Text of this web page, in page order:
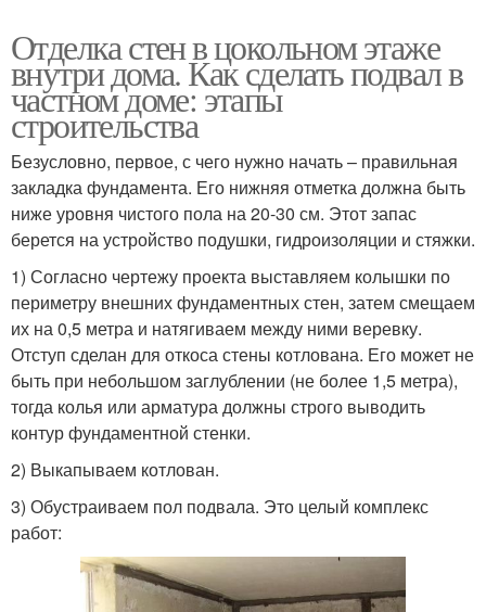
Отделка стен в цокольном этаже
внутри дома. Как сделать подвал в
частном доме: этапы
строительства
Безусловно, первое, с чего нужно начать – правильная
закладка фундамента. Его нижняя отметка должна быть
ниже уровня чистого пола на 20-30 см. Этот запас
берется на устройство подушки, гидроизоляции и стяжки.
1) Согласно чертежу проекта выставляем колышки по
периметру внешних фундаментных стен, затем смещаем
их на 0,5 метра и натягиваем между ними веревку.
Отступ сделан для откоса стены котлована. Его может не
быть при небольшом заглублении (не более 1,5 метра),
тогда колья или арматура должны строго выводить
контур фундаментной стенки.
2) Выкапываем котлован.
3) Обустраиваем пол подвала. Это целый комплекс
работ: